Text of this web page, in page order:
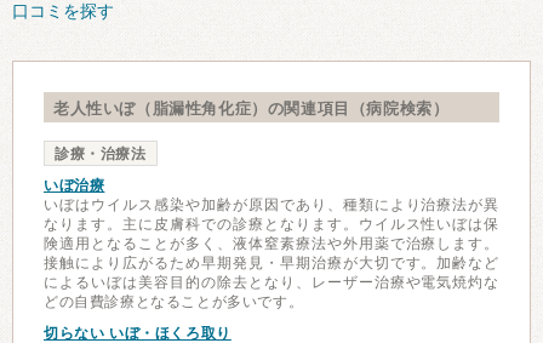
口コミを探す
老人性いぼ（脂漏性角化症）の関連項目（病院検索）
診療・治療法
いぼ治療
いぼはウイルス感染や加齢が原因であり、種類により治療法が異
なります。主に皮膚科での診療となります。ウイルス性いぼは保
険適用となることが多く、液体窒素療法や外用薬で治療します。
接触により広がるため早期発見・早期治療が大切です。加齢など
によるいぼは美容目的の除去となり、レーザー治療や電気焼灼な
どの自費診療となることが多いです。
切らない いぼ・ほくろ取り